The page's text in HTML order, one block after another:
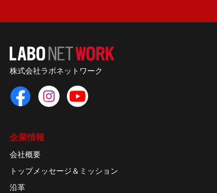
株式会社ラボネットワーク
企業情報
会社概要
トップメッセージ＆ミッション
沿革